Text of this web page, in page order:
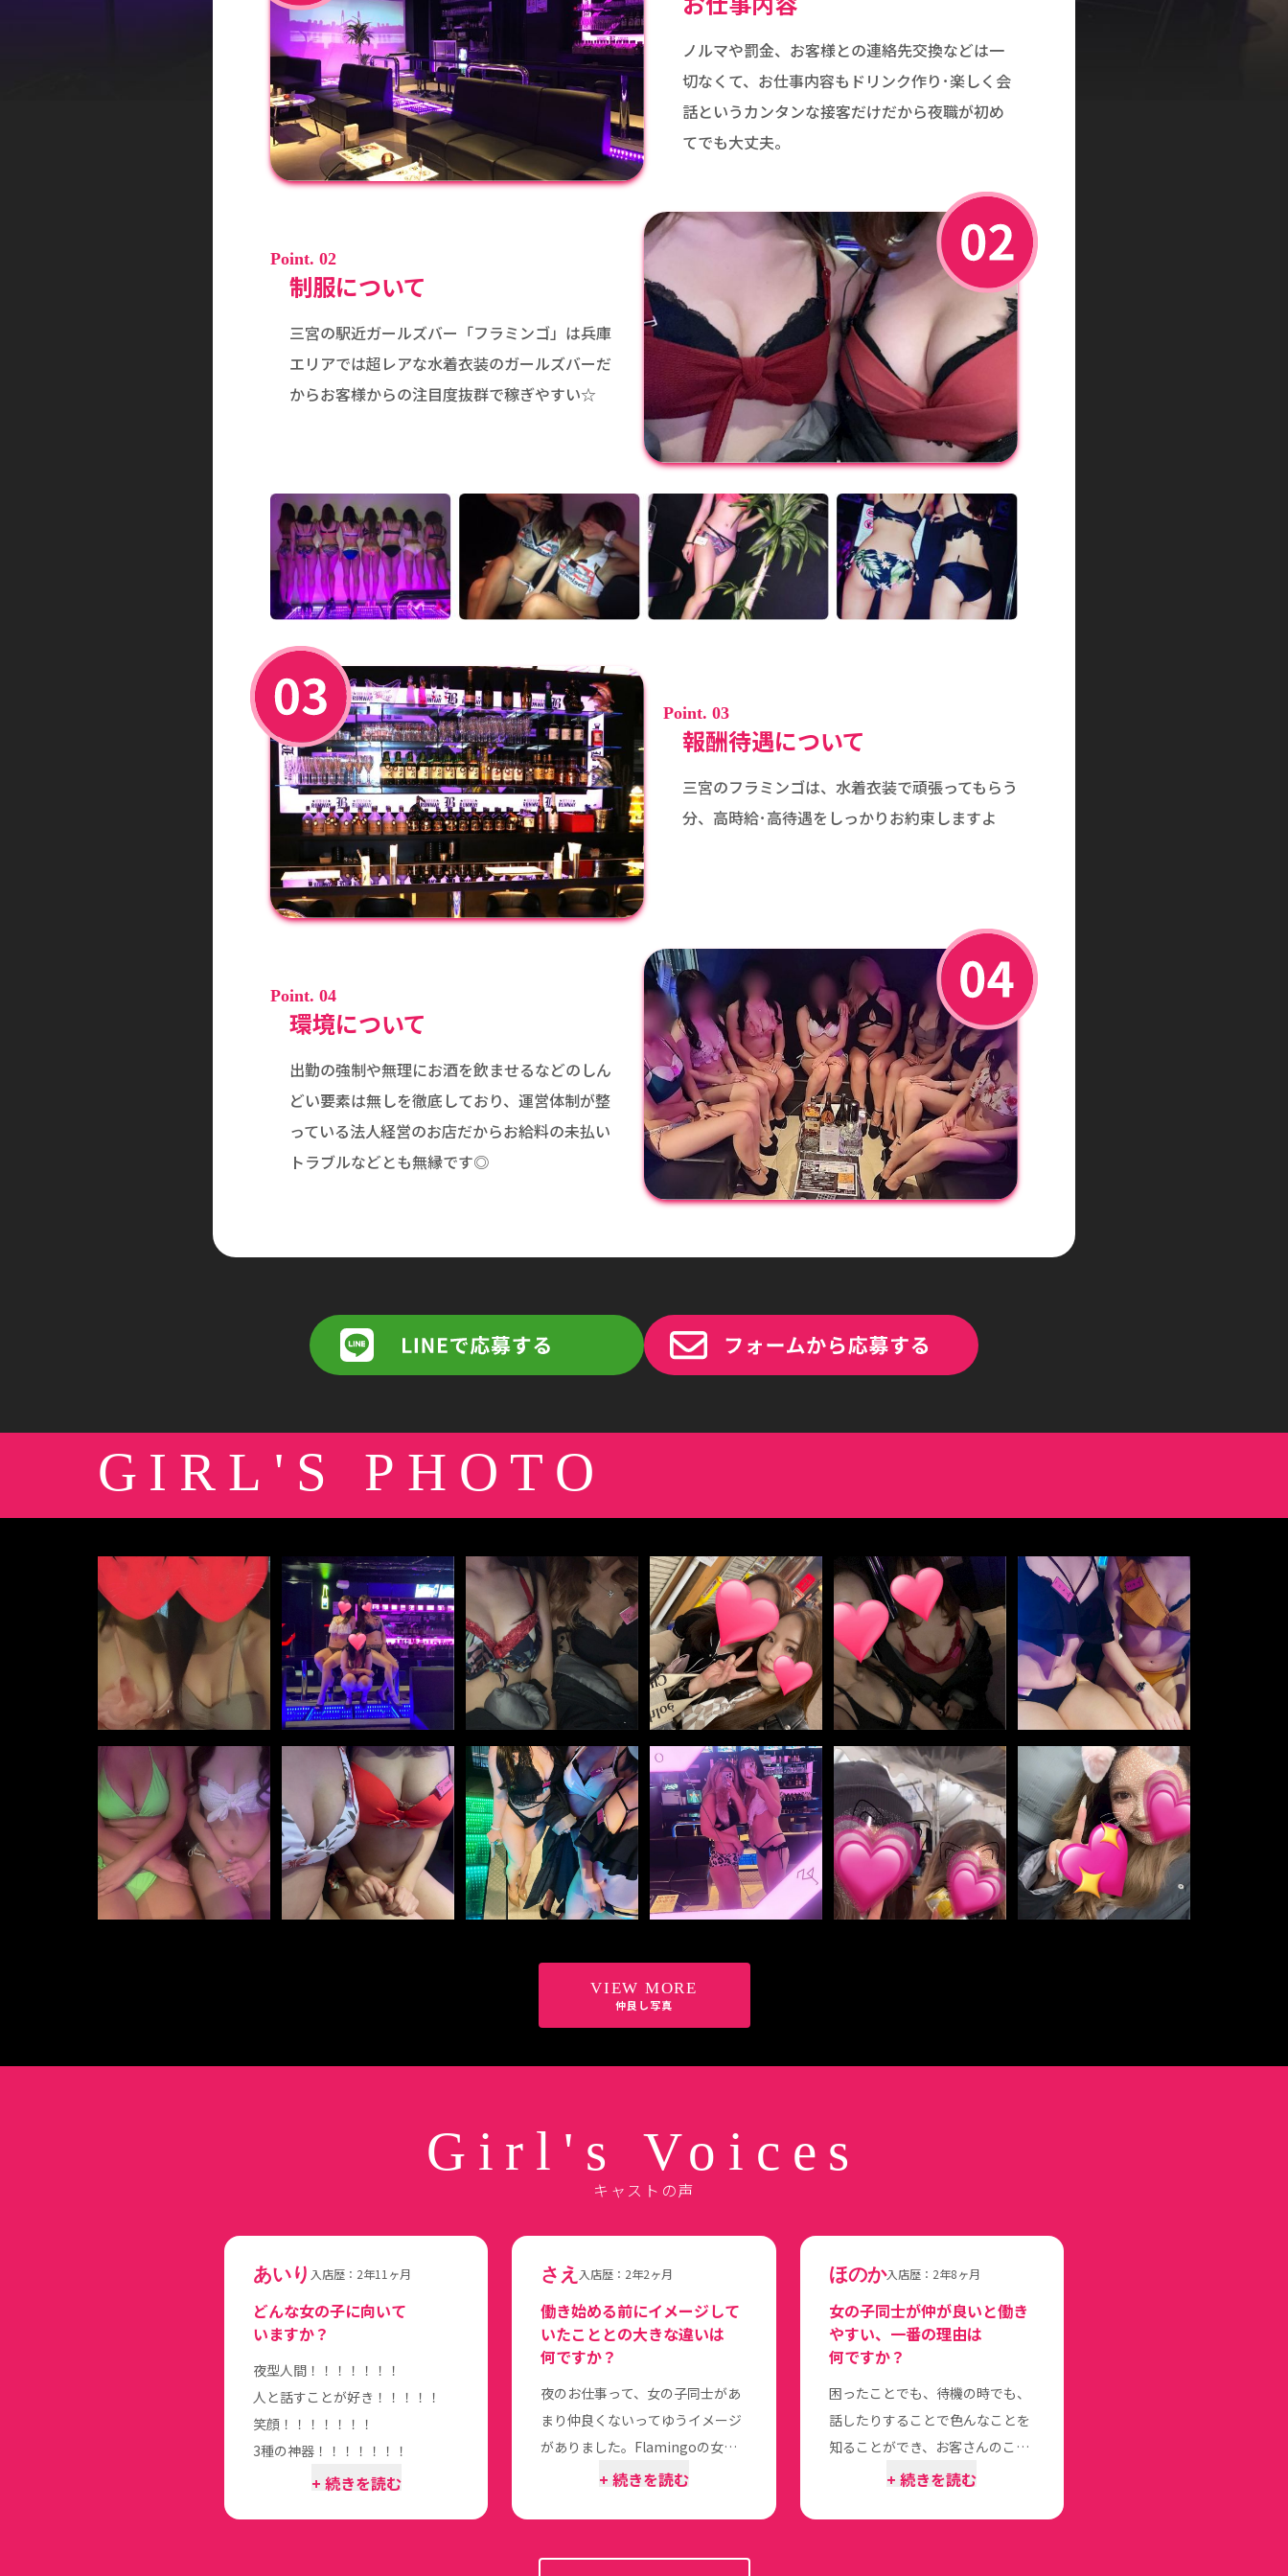
ノルマや罰金、お客様との連絡先交換などは一
切なくて、お仕事内容もドリンク作り･楽しく会
話というカンタンな接客だけだから夜職が初め
てでも大丈夫。
Point. 02
制服について
三宮の駅近ガールズバー「フラミンゴ」は兵庫
エリアでは超レアな水着衣装のガールズバーだ
からお客様からの注目度抜群で稼ぎやすい☆
Point. 03
報酬待遇について
三宮のフラミンゴは、水着衣装で頑張ってもらう
分、高時給･高待遇をしっかりお約束しますよ
Point. 04
環境について
出勤の強制や無理にお酒を飲ませるなどのしん
どい要素は無しを徹底しており、運営体制が整
っている法人経営のお店だからお給料の未払い
トラブルなどとも無縁です◎
GIRL'S PHOTO
VIEW MORE
仲良し写真
Girl's Voices
キャストの声
あいり 入店歴：2年11ヶ月
どんな女の子に向いて
いますか？
夜型人間！！！！！！！
人と話すことが好き！！！！！
笑顔！！！！！！！
3種の神器！！！！！！！
+ 続きを読む
さえ入店歴：2年2ヶ月
働き始める前にイメージして
いたこととの大きな違いは
何ですか？
夜のお仕事って、女の子同士があ
まり仲良くないってゆうイメージ
がありました。Flamingoの女の
子は先輩みんな優しくて、空き時
がびっくりです🤩
+ 続きを読む
ほのか入店歴：2年8ヶ月
女の子同士が仲が良いと働き
やすい、一番の理由は
何ですか？
困ったことでも、待機の時でも、
話したりすることで色んなことを
知ることができ、お客さんのこと
考えや知識が深まよーん！
+ 続きを読む